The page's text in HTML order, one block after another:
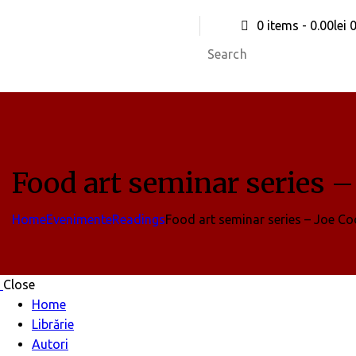
0 items - 0.00lei 0
Food art seminar series –
HomeEvenimenteReadingsFood art seminar series – Joe
Close
Home
Librărie
Autori